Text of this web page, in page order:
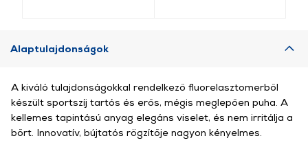
Alaptulajdonságok
A kiváló tulajdonságokkal rendelkező fluorelasztomerből
készült sportszíj tartós és erős, mégis meglepően puha. A
kellemes tapintású anyag elegáns viselet, és nem irritálja a
bőrt. Innovatív, bújtatós rögzítője nagyon kényelmes.